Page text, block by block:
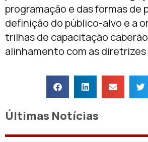
programação e das formas de
definição do público-alvo e a
trilhas de capacitação caberão
alinhamento com as
Últimas Notícias